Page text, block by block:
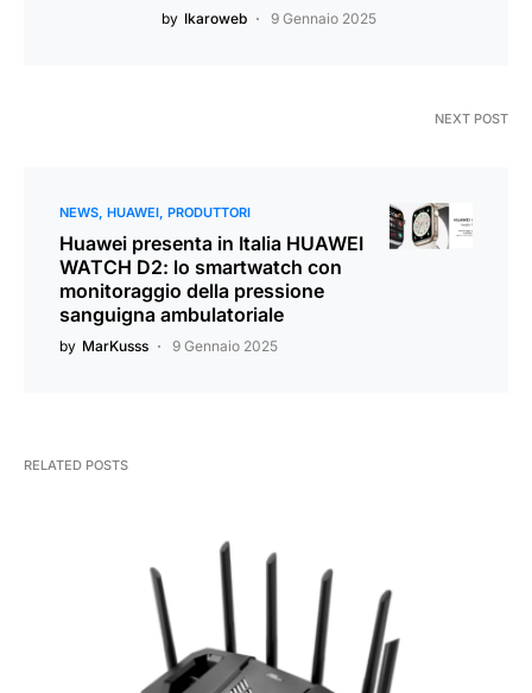
by Ikaroweb 9 Gennaio 2025
NEXT POST
NEWS HUAWEI PRODUTTORI
Huawei presenta in Italia HUAWEI
WATCH D2: lo smartwatch con
monitoraggio della pressione
sanguigna ambulatoriale
by MarKusss 9 Gennaio 2025
RELATED POSTS